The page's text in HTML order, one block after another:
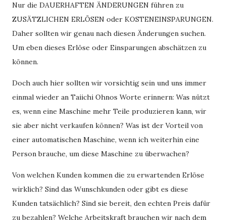
Nur die DAUERHAFTEN ÄNDERUNGEN führen zu
ZUSÄTZLICHEN ERLÖSEN oder KOSTENEINSPARUNGEN.
Daher sollten wir genau nach diesen Änderungen suchen.
Um eben dieses Erlöse oder Einsparungen abschätzen zu
können.
Doch auch hier sollten wir vorsichtig sein und uns immer
einmal wieder an Taiichi Ohnos Worte erinnern: Was nützt
es, wenn eine Maschine mehr Teile produzieren kann, wir
sie aber nicht verkaufen können? Was ist der Vorteil von
einer automatischen Maschine, wenn ich weiterhin eine
Person brauche, um diese Maschine zu überwachen?
Von welchen Kunden kommen die zu erwartenden Erlöse
wirklich? Sind das Wunschkunden oder gibt es diese
Kunden tatsächlich? Sind sie bereit, den echten Preis dafür
zu bezahlen? Welche Arbeitskraft brauchen wir nach dem